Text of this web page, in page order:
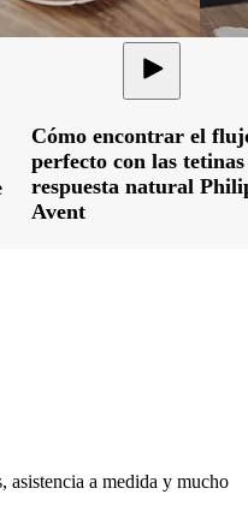
Cómo encontrar el
perfecto con las tetinas
respuesta natural
Avent
asistencia a medida y mucho